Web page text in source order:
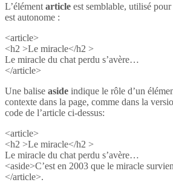
L’élément article est semblable, utilisé
est autonome :
<article>
<h2 >Le miracle</h2 >
Le miracle du chat perdu s’avère…
</article>
Une balise aside indique le rôle d’un
contexte dans la page, comme dans la
code de l’article ci-dessus:
<article>
<h2 >Le miracle</h2 >
Le miracle du chat perdu s’avère…
<aside>C’est en 2003 que le miracle
</article>.